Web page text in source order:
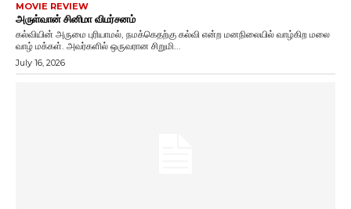
MOVIE REVIEW
அருள்வான் சினிமா விமர்சனம்
கல்வியின் அருமை புரியாமல், நமக்கெதற்கு கல்வி என்ற மனநிலையில் வாழ்கிற மலை
வாழ் மக்கள். அவர்களில் ஒருவரான சிறுமி...
July 16, 2026